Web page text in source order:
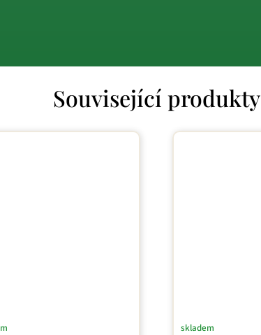
Související produkty
skladem